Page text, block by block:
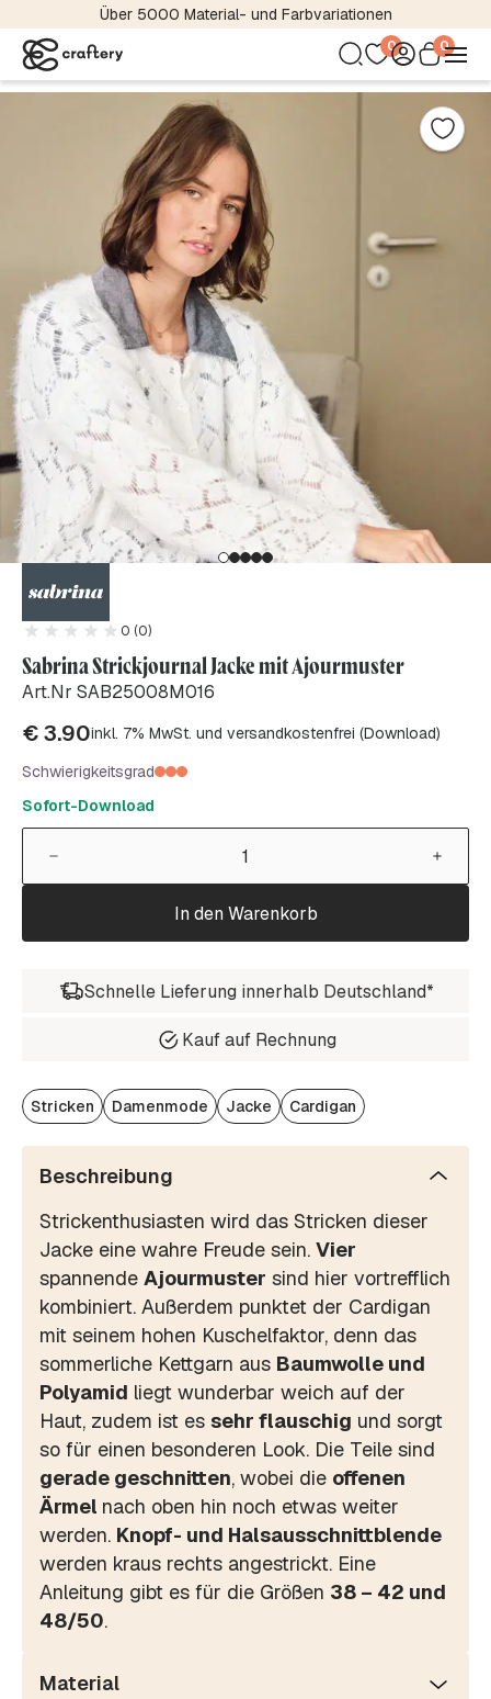
Über 5000 Material- und Farbvariationen
0 0
0 (0)
Sabrina Strickjournal Jacke mit Ajourmuster
Art.Nr SAB25008M016
€3.90inkl. 7% MwSt. und versandkostenfrei (Download)
Schwierigkeitsgrad
Sofort-Download
In den Warenkorb
Schnelle Lieferung innerhalb Deutschland*
Kauf auf Rechnung
Stricken Damenmode Jacke Cardigan
Beschreibung
Strickenthusiasten wird das Stricken dieser
Jacke eine wahre Freude sein. Vier
spannende Ajourmuster sind hier vortrefflich
kombiniert. Außerdem punktet der Cardigan
mit seinem hohen Kuschelfaktor, denn das
sommerliche Kettgarn aus Baumwolle und
Polyamid liegt wunderbar weich auf der
Haut, zudem ist es sehr flauschig und sorgt
so für einen besonderen Look. Die Teile sind
gerade geschnitten, wobei die offenen
Ärmel nach oben hin noch etwas weiter
werden. Knopf- und Halsausschnittblende
werden kraus rechts angestrickt. Eine
Anleitung gibt es für die Größen 38 – 42 und
48/50.
Material